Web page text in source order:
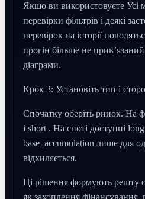
Якщо ви використовуєте Усі
перевірки фільтрів і деякі
перевірок на історії
прогін більше не
діаграми.
Крок 3: Установіть тип і
Спочатку оберіть ринок. На
і short . На споті доступні
base_accumulation лише для
відхиляється.
Ці рішення формують решту
як захоплення фінансування,